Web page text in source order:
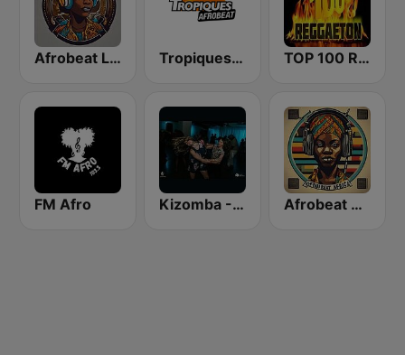
Afrobeat Live Tropiques Afrobeat TOP 100 Reggaeton Exitos del Momento Radio
FM Afro Kizomba - Zouk Afrobeat Africa